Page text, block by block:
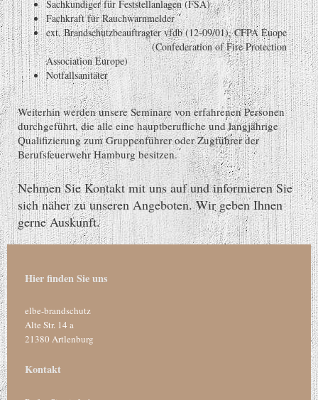
Sachkundiger für Feststellanlagen (FSA)
Fachkraft für Rauchwarnmelder
ext. Brandschutzbeauftragter vfdb (12-09/01), CFPA Euope
(Confederation of Fire Protection
Association Europe)
Notfallsanitäter
Weiterhin werden unsere Seminare von erfahrenen Personen
durchgeführt, die alle eine hauptberufliche und langjährige
Qualifizierung zum Gruppenführer oder Zugführer der
Berufsfeuerwehr Hamburg besitzen.
Nehmen Sie Kontakt mit uns auf und informieren Sie
sich näher zu unseren Angeboten. Wir geben Ihnen
gerne Auskunft.
Hier finden Sie uns
elbe-brandschutz
Alte Str. 14 a
21380 Artlenburg
Kontakt